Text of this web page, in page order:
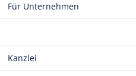
Für Unternehmen
Kanzlei